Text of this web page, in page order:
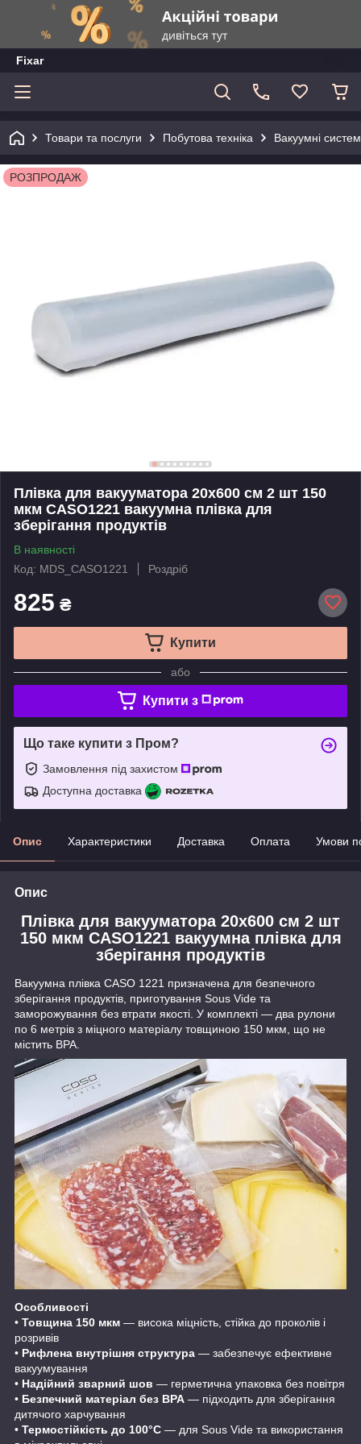
Fixar
Товари та послуги Побутова техніка Вакуумні
РОЗПРОДАЖ
Плівка для вакууматора 20x600 см 2 шт 150
мкм CASO1221 вакуумна плівка для
зберігання продуктів
В наявності
Код: MDS_CASO1221
Роздріб
825 ₴
Купити
або
Купити з
Що таке купити з Пром?
Замовлення під захистом
Доступна доставка
Опис Характеристики Доставка Оплата Умови
Опис
Плівка для вакууматора 20x600 см 2 шт
150 мкм CASO1221 вакуумна плівка для
зберігання продуктів
Вакуумна плівка CASO 1221 призначена для безпечного
зберігання продуктів, приготування Sous Vide та
заморожування без втрати якості. У комплекті — два рулони
по 6 метрів з міцного матеріалу товщиною 150 мкм, що не
містить BPA.
Особливості
• Товщина 150 мкм — висока міцність, стійка до проколів і
розривів
• Рифлена внутрішня структура — забезпечує ефективне
вакуумування
• Надійний зварний шов — герметична упаковка без повітря
• Безпечний матеріал без BPA — підходить для зберігання
дитячого харчування
• Термостійкість до 100°C — для Sous Vide та використання